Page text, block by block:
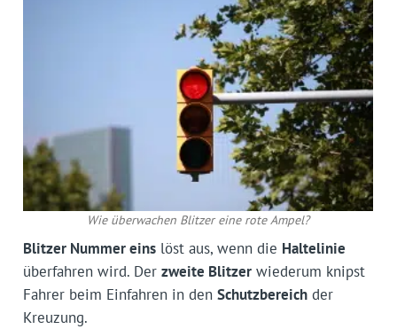
Wie überwachen Blitzer eine rote Ampel?
Blitzer Nummer einslöst aus, wenn die Haltelinie
überfahren wird. Der zweite Blitzerwiederum knipst
Fahrer beim Einfahren in den Schutzbereichder
Kreuzung.